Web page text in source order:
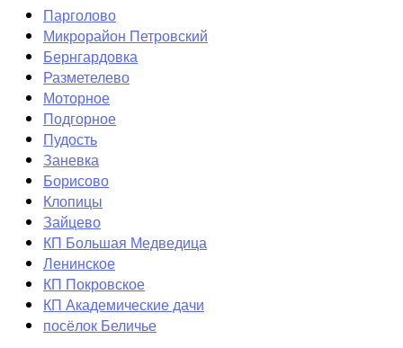
Парголово
Микрорайон Петровский
Бернгардовка
Разметелево
Моторное
Подгорное
Пудость
Заневка
Борисово
Клопицы
Зайцево
КП Большая Медведица
Ленинское
КП Покровское
КП Академические дачи
посёлок Беличье